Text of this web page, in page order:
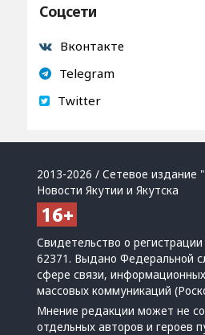
Соцсети
Вконтакте
Telegram
Twitter
2013-2026 / Сетевое издание
Новости Якутии и Якутска
Свидетельство о
62371. Выдано Федеральной
сфере связи,
массовых коммуникаций
Мнение редакции может не
отдельных авторов и героев